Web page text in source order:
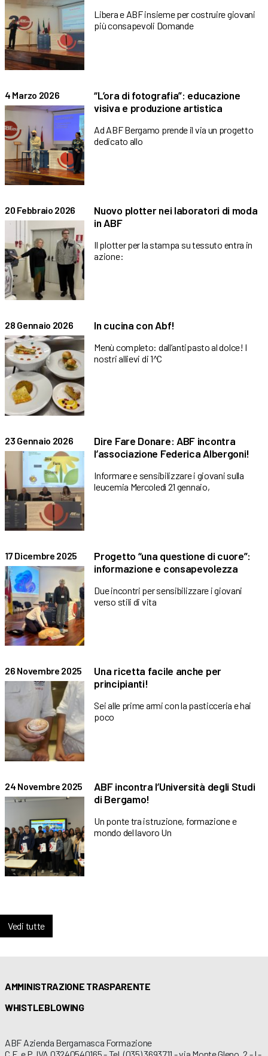
Libera e ABF insieme per costruire giovani
più consapevoli Domande
4 Marzo 2026
“L’ora di fotografia”: educazione
visiva e produzione artistica
Ad ABF Bergamo prende il via un progetto
dedicato allo
20 Febbraio 2026
Nuovo plotter nei laboratori di moda
in ABF
Il plotter per la stampa su tessuto entra in
azione:
28 Gennaio 2026 In cucina con Abf!
Menù completo: dall’antipasto al dolce! I
nostri allievi di 1^C
23 Gennaio 2026
Dire Fare Donare: ABF incontra
l’associazione Federica Albergoni!
Informare e sensibilizzare i giovani sulla
leucemia Mercoledì 21 gennaio,
17 Dicembre 2025
Progetto “una questione di cuore”:
informazione e consapevolezza
Due incontri per sensibilizzare i giovani
verso stili di vita
26 Novembre 2025
Una ricetta facile anche per
principianti!
Sei alle prime armi con la pasticceria e hai
poco
24 Novembre 2025
ABF incontra l’Università degli Studi
di Bergamo!
Un ponte tra istruzione, formazione e
mondo del lavoro Un
Vedi tutte
AMMINISTRAZIONE TRASPARENTE
WHISTLEBLOWING
ABF Azienda Bergamasca Formazione